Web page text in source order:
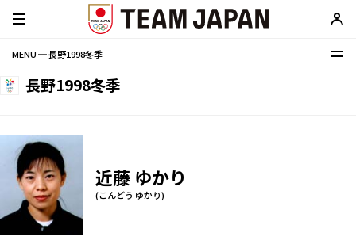
MENU ─ 長野1998冬季
長野1998冬季
近藤 ゆかり
(こんどう ゆかり)